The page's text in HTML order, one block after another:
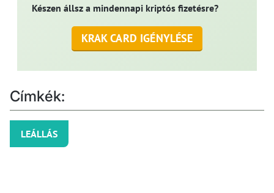
Készen állsz a mindennapi kriptós fizetésre?
KRAK CARD IGÉNYLÉSE
Címkék:
LEÁLLÁS